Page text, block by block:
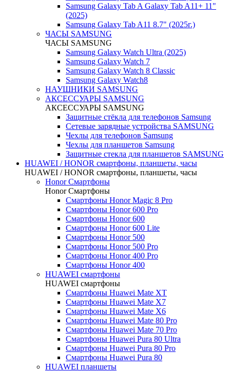
Samsung Galaxy Tab A Galaxy Tab A11+ 11"
(2025)
Samsung Galaxy Tab A11 8.7" (2025г.)
ЧАСЫ SAMSUNG
ЧАСЫ SAMSUNG
Samsung Galaxy Watch Ultra (2025)
Samsung Galaxy Watch 7
Samsung Galaxy Watch 8 Classic
Samsung Galaxy Watch8
НАУШНИКИ SAMSUNG
АКСЕССУАРЫ SAMSUNG
АКСЕССУАРЫ SAMSUNG
Защитные стёкла для телефонов Samsung
Сетевые зарядные устройства SAMSUNG
Чехлы для телефонов Samsung
Чехлы для планшетов Samsung
Защитные стекла для планшетов SAMSUNG
HUAWEI / HONOR cмартфоны, планшеты, часы
HUAWEI / HONOR cмартфоны, планшеты, часы
Honor Смартфоны
Honor Смартфоны
Смартфоны Honor Magic 8 Pro
Смартфоны Honor 600 Pro
Смартфоны Honor 600
Смартфоны Honor 600 Lite
Смартфоны Honor 500
Смартфоны Honor 500 Pro
Смартфоны Honor 400 Pro
Смартфоны Honor 400
HUAWEI cмартфоны
HUAWEI cмартфоны
Смартфоны Huawei Mate XT
Смартфоны Huawei Mate X7
Смартфоны Huawei Mate X6
Смартфоны Huawei Mate 80 Pro
Смартфоны Huawei Mate 70 Pro
Смартфоны Huawei Pura 80 Ultra
Смартфоны Huawei Pura 80 Pro
Смартфоны Huawei Pura 80
HUAWEI планшеты